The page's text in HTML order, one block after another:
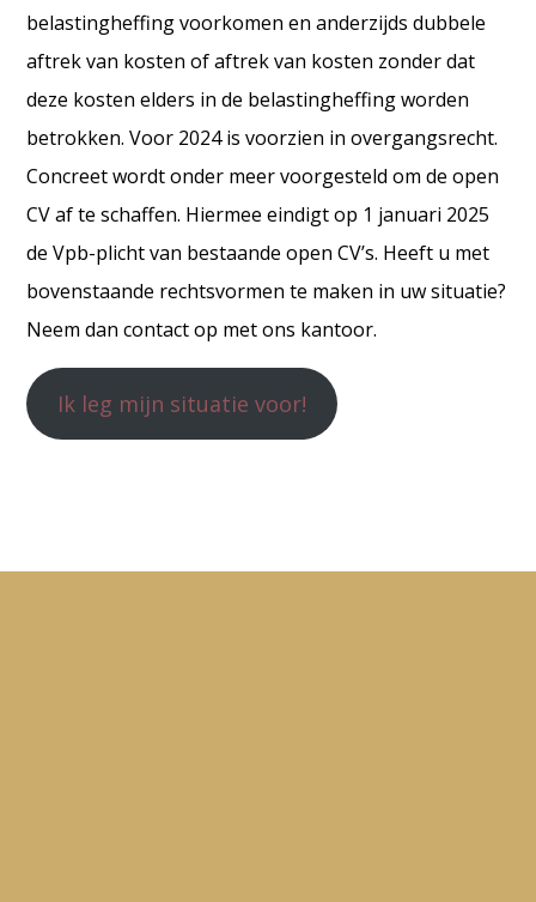
belastingheffing voorkomen en anderzijds dubbele
aftrek van kosten of aftrek van kosten zonder dat
deze kosten elders in de belastingheffing worden
betrokken. Voor 2024 is voorzien in overgangsrecht.
Concreet wordt onder meer voorgesteld om de open
CV af te schaffen. Hiermee eindigt op 1 januari 2025
de Vpb-plicht van bestaande open CV’s. Heeft u met
bovenstaande rechtsvormen te maken in uw situatie?
Neem dan contact op met ons kantoor.
Ik leg mijn situatie voor!